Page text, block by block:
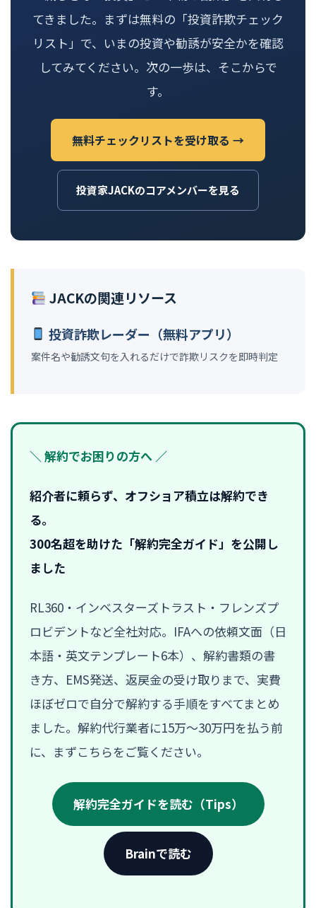
てきました。まずは無料の「投資詐欺チェック
リスト」で、いまの投資や勧誘が安全かを確認
してみてください。次の一歩は、そこからで
す。
無料チェックリストを受け取る →
投資家JACKのコアメンバーを見る
JACKの関連リソース
投資詐欺レーダー（無料アプリ）
案件名や勧誘文句を入れるだけで詐欺リスクを即時判定
＼ 解約でお困りの方へ ／
紹介者に頼らず、オフショア積立は解約でき
る。
300名超を助けた「解約完全ガイド」を公開し
ました
RL360・インベスターズトラスト・フレンズプ
ロビデントなど全社対応。IFAへの依頼文面（日
本語・英文テンプレート6本）、解約書類の書
き方、EMS発送、返戻金の受け取りまで、実費
ほぼゼロで自分で解約する手順をすべてまとめ
ました。解約代行業者に15万〜30万円を払う前
に、まずこちらをご覧ください。
解約完全ガイドを読む（Tips）
Brainで読む